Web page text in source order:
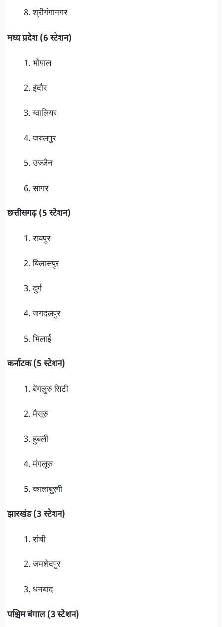
श्रीगंगानगर
मध्य प्रदेश (6 स्टेशन)
भोपाल
इंदौर
ग्वालियर
जबलपुर
उज्जैन
सागर
छत्तीसगढ़ (5 स्टेशन)
रायपुर
बिलासपुर
दुर्ग
जगदलपुर
भिलाई
कर्नाटक (5 स्टेशन)
बेंगलुरु सिटी
मैसूरु
हुबली
मंगलूरु
कालाबुरगी
झारखंड (3 स्टेशन)
रांची
जमशेदपुर
धनबाद
पश्चिम बंगाल (3 स्टेशन)